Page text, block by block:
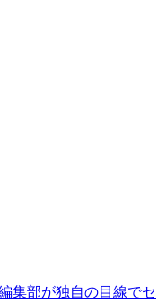
集部が独自の目線でセ